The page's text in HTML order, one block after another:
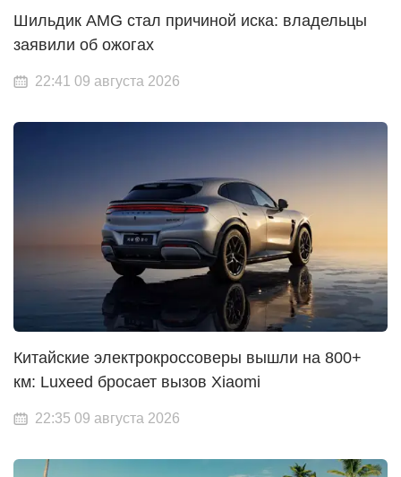
Шильдик AMG стал причиной иска: владельцы
заявили об ожогах
22:41 09 августа 2026
Китайские электрокроссоверы вышли на 800+
км: Luxeed бросает вызов Xiaomi
22:35 09 августа 2026